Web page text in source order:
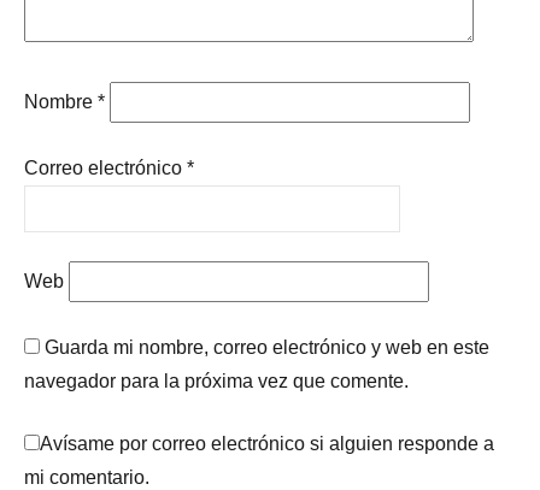
Nombre *
Correo electrónico *
Web
Guarda mi nombre, correo electrónico y web en este
navegador para la próxima vez que comente.
Avísame por correo electrónico si alguien responde a
mi comentario.